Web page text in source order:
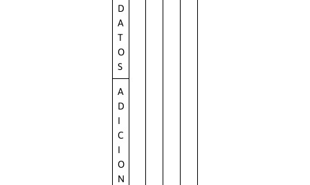
D
A
T
O
S
A
D
I
C
I
O
N